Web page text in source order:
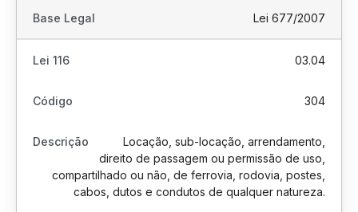
Lei 677/2007
03.04
304
Locação, sub-locação, arrendamento,
direito de passagem ou permissão de uso,
compartilhado ou não, de ferrovia, rodovia, postes,
cabos, dutos e condutos de qualquer natureza.